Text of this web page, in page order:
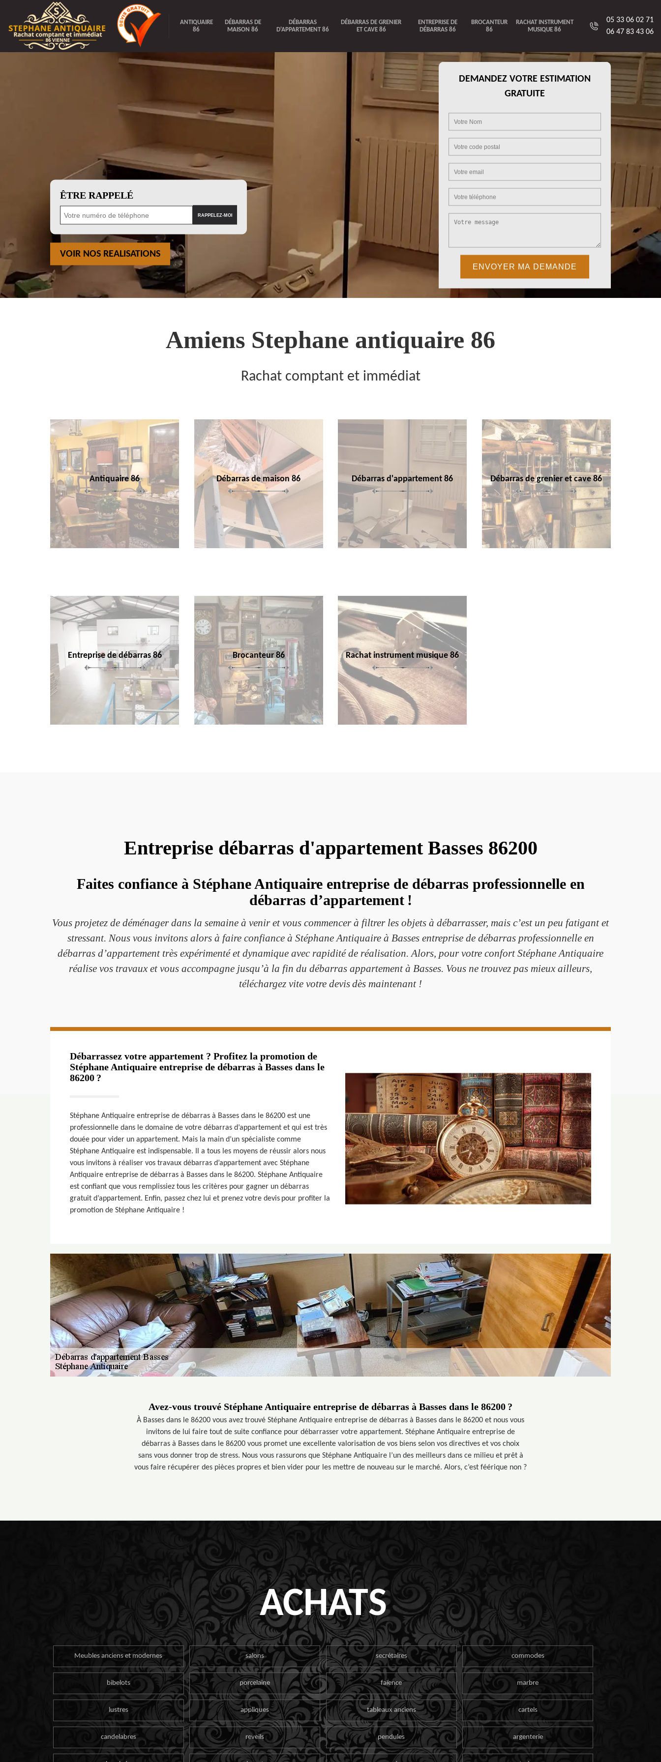
ANTIQUAIRE
86
DÉBARRAS DE
MAISON 86
DÉBARRAS
D'APPARTEMENT 86
DÉBARRAS DE GRENIER
ET CAVE 86
ENTREPRISE DE
DÉBARRAS 86
BROCANTEUR
86
RACHAT INSTRUMENT
MUSIQUE 86
05 33 06 02 71
06 47 83 43 06
ÊTRE RAPPELÉ
VOIR NOS REALISATIONS
DEMANDEZ VOTRE ESTIMATION
GRATUITE
Amiens Stephane antiquaire 86
Rachat comptant et immédiat
Antiquaire 86 Débarras de maison 86 Débarras d'appartement 86 Débarras de grenier et cave 86
Entreprise de débarras 86 Brocanteur 86 Rachat instrument musique 86
Entreprise débarras d'appartement Basses 86200
Faites confiance à Stéphane Antiquaire entreprise de débarras professionnelle en
débarras d’appartement !
Vous projetez de déménager dans la semaine à venir et vous commencer à filtrer les objets à débarrasser, mais c’est un peu fatigant et
stressant. Nous vous invitons alors à faire confiance à Stéphane Antiquaire à Basses entreprise de débarras professionnelle en
débarras d’appartement très expérimenté et dynamique avec rapidité de réalisation. Alors, pour votre confort Stéphane Antiquaire
réalise vos travaux et vous accompagne jusqu’à la fin du débarras appartement à Basses. Vous ne trouvez pas mieux ailleurs,
téléchargez vite votre devis dès maintenant !
Débarrassez votre appartement ? Profitez la promotion de
Stéphane Antiquaire entreprise de débarras à Basses dans le
86200 ?
Stéphane Antiquaire entreprise de débarras à Basses dans le 86200 est une
professionnelle dans le domaine de votre débarras d’appartement et qui est très
douée pour vider un appartement. Mais la main d’un spécialiste comme
Stéphane Antiquaire est indispensable. Il a tous les moyens de réussir alors nous
vous invitons à réaliser vos travaux débarras d’appartement avec Stéphane
Antiquaire entreprise de débarras à Basses dans le 86200. Stéphane Antiquaire
est confiant que vous remplissiez tous les critères pour gagner un débarras
gratuit d’appartement. Enfin, passez chez lui et prenez votre devis pour profiter la
promotion de Stéphane Antiquaire !
Avez-vous trouvé Stéphane Antiquaire entreprise de débarras à Basses dans le 86200 ?
À Basses dans le 86200 vous avez trouvé Stéphane Antiquaire entreprise de débarras à Basses dans le 86200 et nous vous
invitons de lui faire tout de suite confiance pour débarrasser votre appartement. Stéphane Antiquaire entreprise de
débarras à Basses dans le 86200 vous promet une excellente valorisation de vos biens selon vos directives et vos choix
sans vous donner trop de stress. Nous vous rassurons que Stéphane Antiquaire l’un des meilleurs dans ce milieu et prêt à
vous faire récupérer des pièces propres et bien vider pour les mettre de nouveau sur le marché. Alors, c’est féérique non ?
ACHATS
Meubles anciens et modernes salons secrétaires commodes
bibelots porcelaine faïence marbre
lustres appliques tableaux anciens cartels
candelabres reveils pendules argenterie